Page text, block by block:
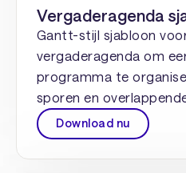
Vergaderagenda
Gantt-stijl sjabloon
vergaderagenda om
programma te
sporen en
Download nu